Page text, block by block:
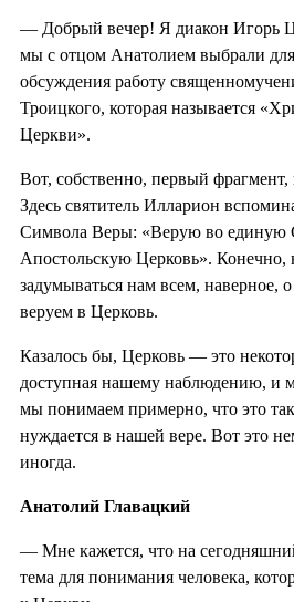
— Добрый вечер! Я диакон Игорь
мы с отцом Анатолием выбрали
обсуждения работу
Троицкого, которая называется
Церкви».
Вот, собственно, первый фрагмент,
Здесь святитель Илларион
Символа Веры: «Верую во единую
Апостольскую Церковь». Конечно,
задумываться нам всем, наверное,
веруем в Церковь.
Казалось бы, Церковь — это
доступная нашему наблюдению, и
мы понимаем примерно, что это
нуждается в нашей вере. Вот это
иногда.
Анатолий Главацкий
— Мне кажется, что на
тема для понимания человека,